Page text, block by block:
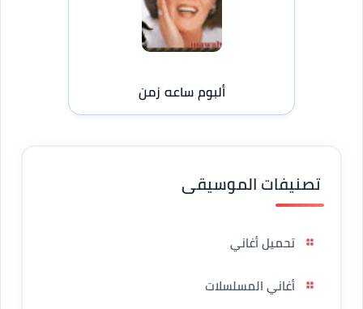
ألبوم ساعه زمن
تصنيفات الموسيقى
تحميل أغاني
أغاني المسلسلات